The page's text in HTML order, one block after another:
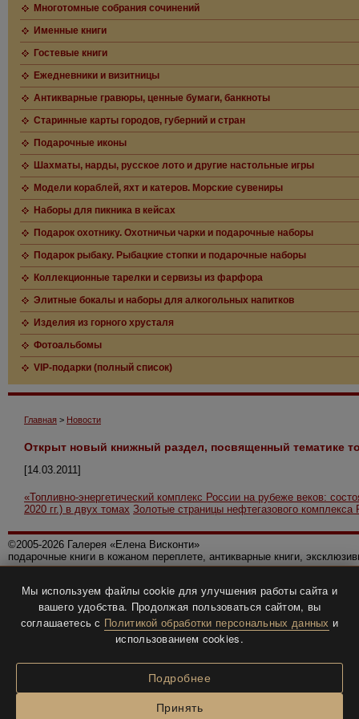
Многотомные собрания сочинений
Именные книги
Гостевые книги
Ежедневники и визитницы
Антикварные гравюры, ценные бумаги, банкноты
Старинные карты городов, губерний и стран
Подарочные иконы
Шахматы, нарды, русское лото и другие настольные игры
Модели кораблей, яхт и катеров. Морские сувениры
Наборы для пикника в кейсах
Подарок охотнику. Охотничьи чарки и подарочные наборы
Подарок рыбаку. Рыбацкие стопки и подарочные наборы
Коллекционные тарелки и сервизы из фарфора
Элитные бокалы и наборы для алкогольных напитков
Изделия из горного хрусталя
Фотоальбомы
VIP-подарки (полный список)
Главная > Новости
Открыт новый книжный раздел, посвященный тематике
[14.03.2011]
«Топливно-энергетический комплекс России на рубеже веков:
2020 гг.) в двух томах Золотые страницы нефтегазового
©2005-2026 Галерея «Елена Висконти»
подарочные книги в кожаном переплете, антикварные книги,
Политика конфиденциальности
Все права защищены.
Разработка и дизайнBTV-info.
Мы используем файлы cookie для улучшения работы сайта и
вашего удобства. Продолжая пользоваться сайтом, вы
соглашаетесь с Политикой обработки персональных данных и
использованием cookies.
Подробнее
Принять